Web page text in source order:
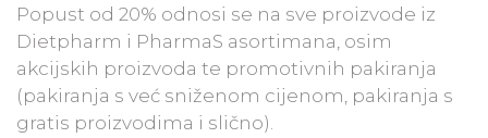
Popust od 20% odnosi se na sve proizvode iz
Dietpharm i PharmaS asortimana, osim
akcijskih proizvoda te promotivnih pakiranja
(pakiranja s već sniženom cijenom, pakiranja s
gratis proizvodima i slično).